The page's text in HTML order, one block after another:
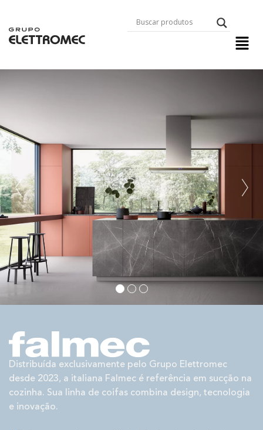
Distribuída exclusivamente pelo Grupo Elettromec
desde 2023, a italiana Falmec é referência em sucção na
cozinha. Sua linha de coifas combina design, tecnologia
e inovação.